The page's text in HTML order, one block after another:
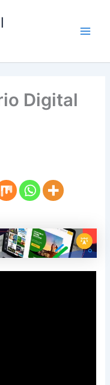
Digital